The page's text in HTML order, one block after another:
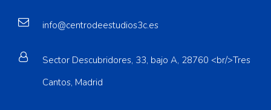
info@centrodeestudios3c.es
Sector Descubridores, 33, bajo A, 28760 <br/>Tres
Cantos, Madrid